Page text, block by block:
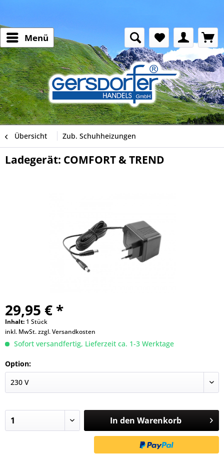
Menü
Übersicht Zub. Schuhheizungen
Ladegerät: COMFORT & TREND
29,95 € *
Inhalt: 1 Stück
inkl. MwSt.zzgl. Versandkosten
Sofort versandfertig, Lieferzeit ca. 1-3 Werktage
Option:
In den Warenkorb